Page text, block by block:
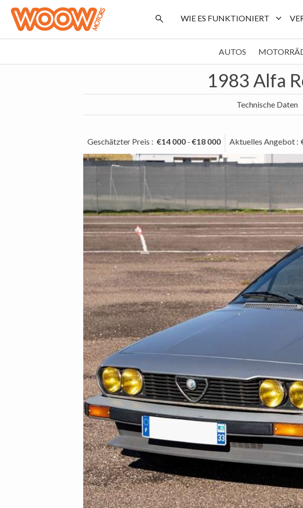
WIE ES FUNKTIONIERT
AUTOS
1983 Alfa
Technische Daten
Geschätzter Preis : €14 000 - €18 000 Aktuelles Angebot :